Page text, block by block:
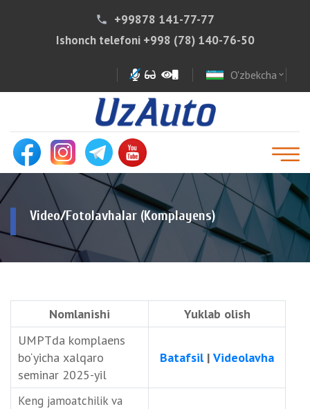
phone
+99878 141-77-77
Ishonch telefoni +998 (78) 140-76-50
O'zbekcha expand_more
Video/Fotolavhalar (Komplayens)
Nomlanishi
Yuklab olish
UMPTda komplaens
bo‘yicha xalqaro
seminar 2025-yil
Batafsil| Videolavha
Keng jamoatchilik va